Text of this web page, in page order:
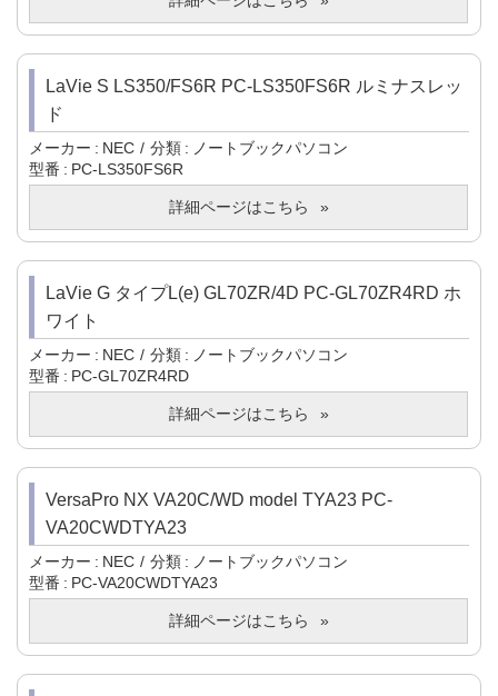
LaVie S LS350/FS6R PC-LS350FS6R ルミナスレッ
ド
メーカー NEC 分類
ノートブックパソコン
型番
PC-LS350FS6R
詳細ページはこちら
LaVie G タイプL(e) GL70ZR/4D PC-GL70ZR4RD ホ
ワイト
メーカー NEC 分類
ノートブックパソコン
型番
PC-GL70ZR4RD
詳細ページはこちら
VersaPro NX VA20C/WD model TYA23 PC-
VA20CWDTYA23
メーカー NEC 分類
ノートブックパソコン
型番
PC-VA20CWDTYA23
詳細ページはこちら